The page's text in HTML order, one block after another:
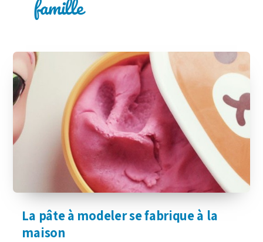
famille
La pâte à modeler se fabrique à la
maison